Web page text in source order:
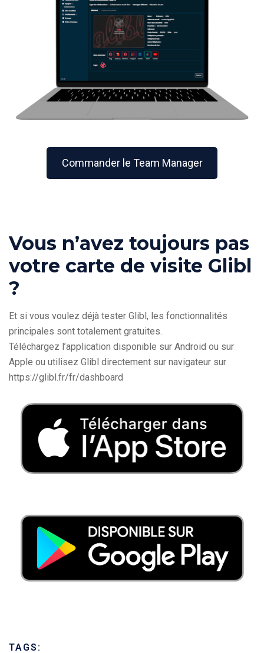
Commander le Team Manager
Vous n’avez toujours pas
votre carte de visite Glibl
?
Et si vous voulez déjà tester Glibl, les fonctionnalités
principales sont totalement gratuites.
Téléchargez l’application disponible sur Android ou sur
Apple ou utilisez Glibl directement sur navigateur sur
https://glibl.fr/fr/dashboard
TAGS: